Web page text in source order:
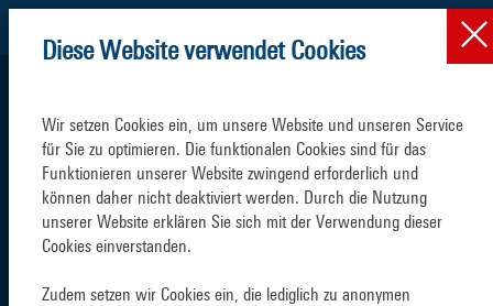
SCHIFFSVERKEHR TERMINALS
Diese Website verwendet Cookies
Wir setzen Cookies ein, um unsere Website und unseren Service
für Sie zu optimieren. Die funktionalen Cookies sind für das
Funktionieren unserer Website zwingend erforderlich und
können daher nicht deaktiviert werden. Durch die Nutzung
unserer Website erklären Sie sich mit der Verwendung dieser
Cookies einverstanden.
Zudem setzen wir Cookies ein, die lediglich zu anonymen